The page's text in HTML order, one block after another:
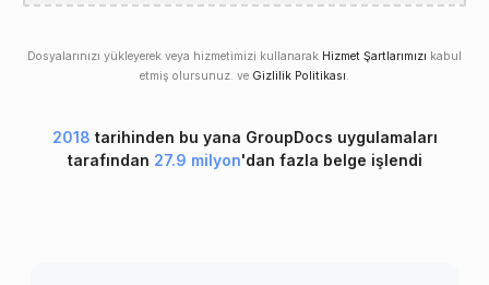
Dosyalarınızı yükleyerek veya hizmetimizi kullanarak Hizmet Şartlarımızı kabul
etmiş olursunuz. ve Gizlilik Politikası.
2018 tarihinden bu yana GroupDocs uygulamaları
tarafından 27.9 milyon'dan fazla belge işlendi